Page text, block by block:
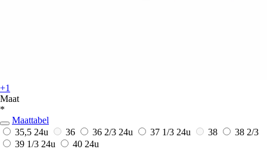
+1
Maat
*
Maattabel
35,5 24u 36 36 2/3 24u 37 1/3 24u 38
38 2/3
39 1/3 24u 40 24u